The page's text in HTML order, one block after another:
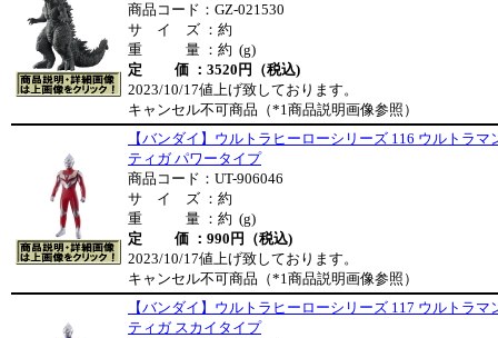
商品コード：GZ-021530
サ イ ズ ：約
重 量 ：約 (g)
定 価 ：3520円（税込)
2023/10/17値上げ致しております。
キャンセル不可商品（*1商品説明画像参照）
【バンダイ】ウルトラヒーローシリーズ 116 ウルトラマ
ティガ パワータイプ
商品コード：UT-906046
サ イ ズ ：約
重 量 ：約 (g)
定 価 ：990円（税込)
2023/10/17値上げ致しております。
キャンセル不可商品（*1商品説明画像参照）
【バンダイ】ウルトラヒーローシリーズ 117 ウルトラマ
ティガ スカイタイプ